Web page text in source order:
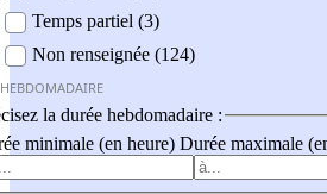
Temps partiel (3)
Non renseignée (124)
la durée hebdomadaire :
minimale (en heure) Durée maximale